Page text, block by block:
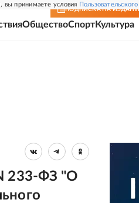
вы принимаете условия
ПОДПИСКА НА
ОбществоСпортКультура
233-ФЗ "О